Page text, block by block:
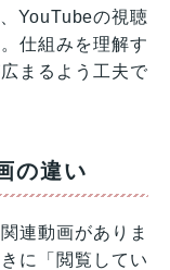
YouTubeの視聴
仕組みを理解す
まるよう工夫で
の違い
連動画がありま
に「閲覧してい